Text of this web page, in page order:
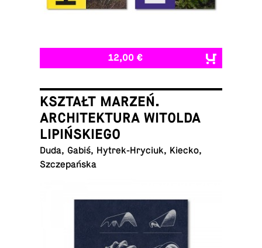
12,00 €
KSZTAŁT MARZEŃ.
ARCHITEKTURA WITOLDA
LIPIŃSKIEGO
Duda, Gabiś, Hytrek-Hryciuk, Kiecko,
Szczepańska